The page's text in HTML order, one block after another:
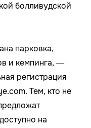
болливудской
парковка,
и кемпинга, —
регистрация
Тем, кто не
на